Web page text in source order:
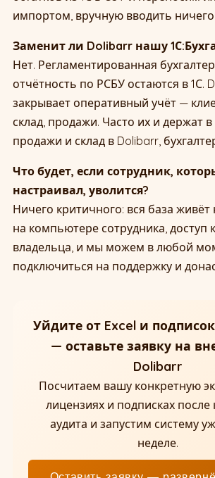
импортом, вручную вводить
Заменит ли Dolibarr нашу
Нет. Регламентированная
отчётность по РСБУ остаются в 1С.
закрывает оперативный учёт —
склад, продажи. Часто их и держат в
продажи и склад в Dolibarr,
Что будет, если сотрудник,
настраивал, уволится?
Ничего критичного: вся база живёт
на компьютере сотрудника, доступ
владельца, и мы можем в любой
подключиться на поддержку и
Уйдите от Excel и подписок
— оставьте заявку на
Dolibarr
Посчитаем вашу конкретную
лицензиях и подписках после
аудита и запустим систему
неделе.